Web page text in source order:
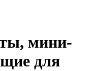
мини-
для